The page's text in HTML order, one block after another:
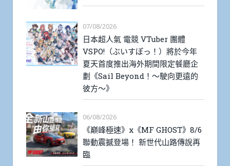
07/08/2026
日本超人氣 電競 VTuber 團體
VSPO!（ぶいすぽっ！）將於今年
夏天首度推出海外期間限定餐廳企
劃《Sail Beyond！～駛向更遠的
彼方～》
06/08/2026
《巔峰極速》x《MF GHOST》8/6
聯動震撼登場！ 新世代山路傳說再
臨